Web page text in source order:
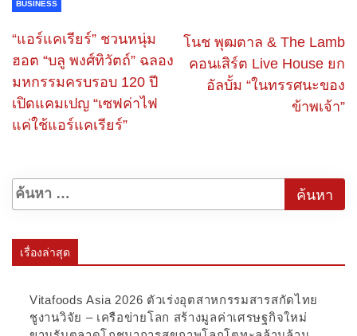
BUSINESS
“แอร์แคเรียร์” ชวนหนุ่ม
ฮอต “บลู พงศ์ทิวัตถ์” ฉลอง
มหกรรมครบรอบ 120 ปี
เปิดแคมเปญ “เซฟค่าไฟ
แค่ใช้แอร์แคเรียร์”
โนช พุฒตาล & The Lamb
คอนเสิร์ต Live House ยก
อัลบั้ม “ในทรรศนะของ
ข้าพเจ้า”
เรื่องล่าสุด
Vitafoods Asia 2026 ตัวเร่งอุตสาหกรรมสารสกัดไทย
ชูงานวิจัย – เครือข่ายโลก สร้างมูลค่าเศรษฐกิจใหม่